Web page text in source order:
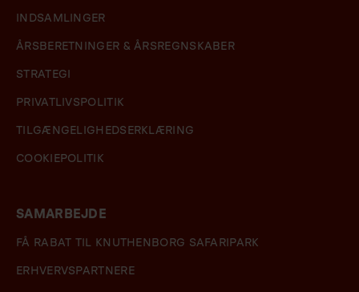
INDSAMLINGER
ÅRSBERETNINGER & ÅRSREGNSKABER
STRATEGI
PRIVATLIVSPOLITIK
TILGÆNGELIGHEDSERKLÆRING
COOKIEPOLITIK
SAMARBEJDE
FÅ RABAT TIL KNUTHENBORG SAFARIPARK
ERHVERVSPARTNERE